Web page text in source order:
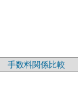
手数料関係比較